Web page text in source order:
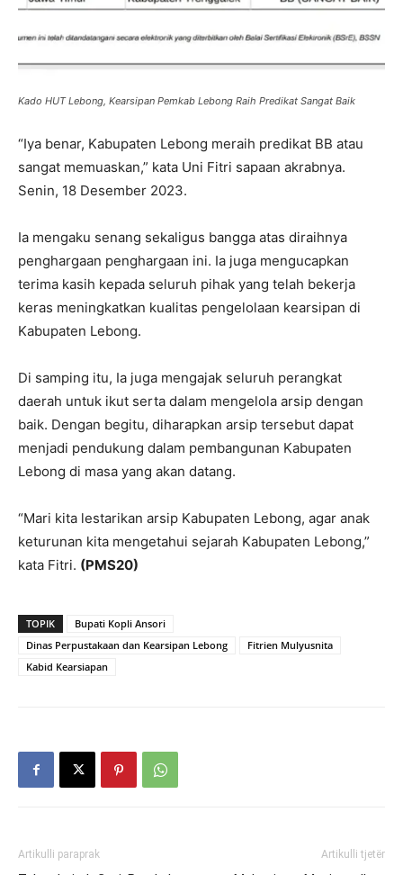
Kado HUT Lebong, Kearsipan Pemkab Lebong Raih Predikat Sangat Baik
“Iya benar, Kabupaten Lebong meraih predikat BB atau
sangat memuaskan,” kata Uni Fitri sapaan akrabnya.
Senin, 18 Desember 2023.
Ia mengaku senang sekaligus bangga atas diraihnya
penghargaan penghargaan ini. Ia juga mengucapkan
terima kasih kepada seluruh pihak yang telah bekerja
keras meningkatkan kualitas pengelolaan kearsipan di
Kabupaten Lebong.
Di samping itu, Ia juga mengajak seluruh perangkat
daerah untuk ikut serta dalam mengelola arsip dengan
baik. Dengan begitu, diharapkan arsip tersebut dapat
menjadi pendukung dalam pembangunan Kabupaten
Lebong di masa yang akan datang.
“Mari kita lestarikan arsip Kabupaten Lebong, agar anak
keturunan kita mengetahui sejarah Kabupaten Lebong,”
kata Fitri. (PMS20)
TOPIK
Bupati Kopli Ansori
Dinas Perpustakaan dan Kearsipan Lebong
Fitrien Mulyusnita
Kabid Kearsiapan
Artikulli paraprak Artikulli tjetër